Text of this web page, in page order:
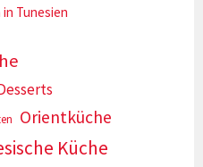
in Tunesien
Orientküche
Küche